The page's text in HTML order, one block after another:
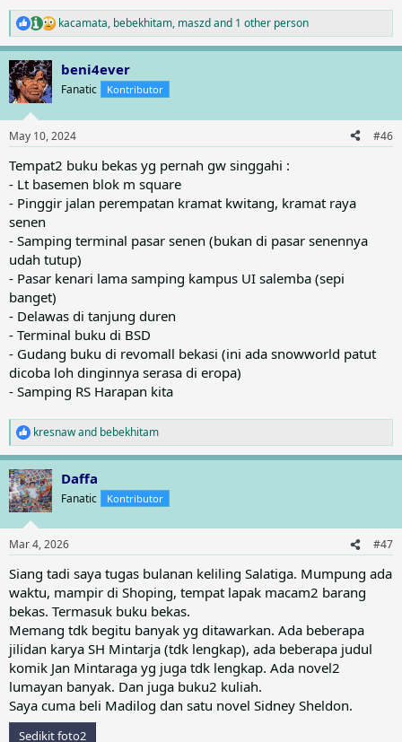
R
e
a
c
t
i
n
s
:
kacamata, bebekhitam, maszdand 1 other person
beni4ever
Fanatic Kontributor
May 10, 2024 #46
Tempat2 buku bekas yg pernah gw singgahi :
- Lt basemen blok m square
- Pinggir jalan perempatan kramat kwitang, kramat raya
senen
- Samping terminal pasar senen (bukan di pasar senennya
udah tutup)
- Pasar kenari lama samping kampus UI salemba (sepi
banget)
- Delawas di tanjung duren
- Terminal buku di BSD
- Gudang buku di revomall bekasi (ini ada snowworld patut
dicoba loh dinginnya serasa di eropa)
- Samping RS Harapan kita
R
e
a
c
t
i
n
s
:
kresnawand bebekhitam
Daffa
Fanatic Kontributor
Mar 4, 2026 #47
Siang tadi saya tugas bulanan keliling Salatiga. Mumpung ada
waktu, mampir di Shoping, tempat lapak macam2 barang
bekas. Termasuk buku bekas.
Memang tdk begitu banyak yg ditawarkan. Ada beberapa
jilidan karya SH Mintarja (tdk lengkap), ada beberapa judul
komik Jan Mintaraga yg juga tdk lengkap. Ada novel2
lumayan banyak. Dan juga buku2 kuliah.
Saya cuma beli Madilog dan satu novel Sidney Sheldon.
Sedikit foto2